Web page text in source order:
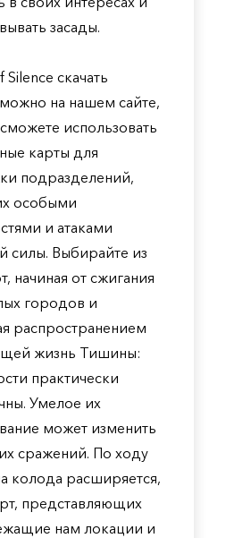
засады.
Silence скачать
на нашем сайте,
использовать
карты для
подразделений,
особыми
и атаками
силы. Выбирайте из
начиная от сжигания
городов и
распространением
жизнь Тишины:
практически
Умелое их
может изменить
сражений. По ходу
колода расширяется,
представляющих
нам локации и